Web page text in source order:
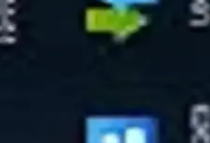
ve Tasarımı
ve uzun pil ömrüyle öne
Tuşlu Telefon
ekran, kamera, pil ömrü ve